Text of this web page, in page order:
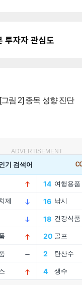
[그림 2] 종목 성향 진단
ADVERTISEMENT